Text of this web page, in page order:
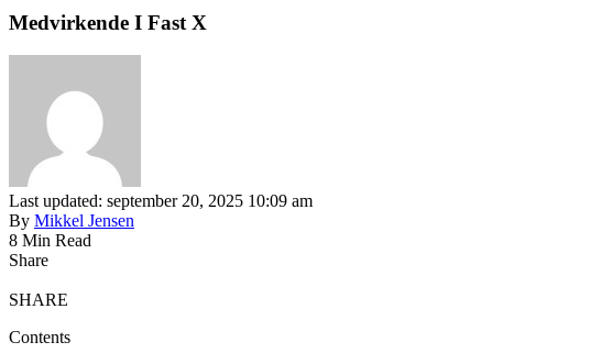
Medvirkende I Fast X
Last updated: september 20, 2025 10:09 am
By Mikkel Jensen
8 Min Read
Share
SHARE
Contents